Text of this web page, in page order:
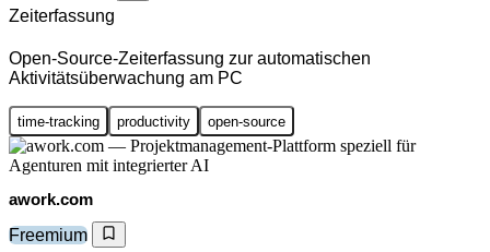
Zeiterfassung
Open-Source-Zeiterfassung zur automatischen
Aktivitätsüberwachung am PC
time-tracking productivity open-source
awork.com
Freemium